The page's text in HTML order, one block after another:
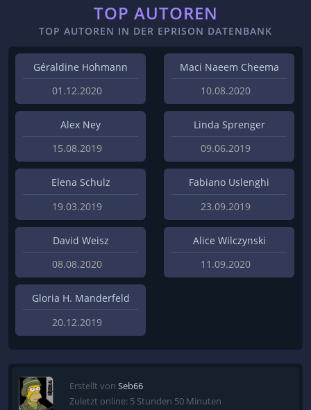
TOP AUTOREN
TOP AUTOREN IN DER EPRISON DATENBANK
Géraldine Hohmann
01.12.2020
Maci Naeem Cheema
10.08.2020
Alex Ney
15.08.2019
Linda Sprenger
09.06.2019
Elena Schulz
19.03.2019
Fabiano Uslenghi
23.09.2019
David Weisz
08.08.2020
Alice Wilczynski
11.09.2020
Gloria H. Manderfeld
20.12.2019
Erstellt von Seb66
Zuletzt online: 5 Stunden 50 Minuten